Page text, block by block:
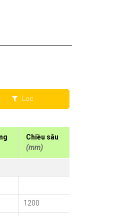
Lọc
Chiều sâu
(mm)
1200